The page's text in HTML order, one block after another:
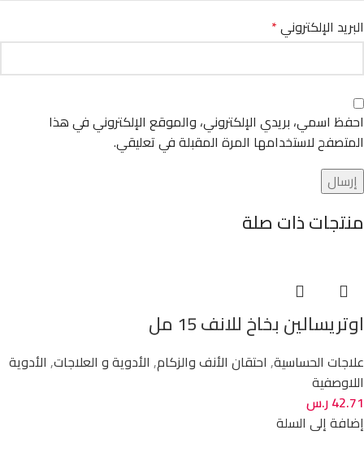
البريد الإلكتروني*
احفظ اسمي، بريدي الإلكتروني، والموقع الإلكتروني في هذا
المتصفح لاستخدامها المرة المقبلة في تعليقي.
منتجات ذات صلة
اوتريسالين بخاخ للانف 15 مل
علاجات الحساسية, احتقان الأنف والزكام, الأدوية و العلاجات, الأدوية
اللاوصفية
42.71ر.س
إضافة إلى السلة